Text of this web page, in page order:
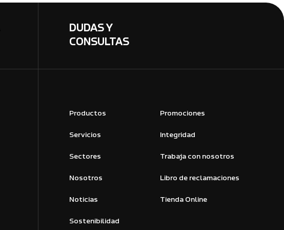
DUDAS Y
CONSULTAS
Productos
Servicios
Sectores
Nosotros
Noticias
Sostenibilidad
Promociones
Integridad
Trabaja con nosotros
Libro de reclamaciones
Tienda Online